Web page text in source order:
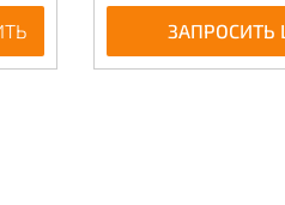
ЗАПРОСИТЬ